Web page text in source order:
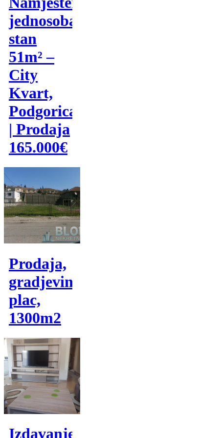
jednosoban
stan
51m² –
City
Kvart,
Podgorica
| Prodaja
165.000€
Prodaja,
gradjevinski
plac,
1300m2
Izdavanje,